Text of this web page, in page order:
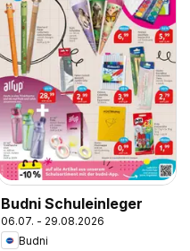
Budni Schuleinleger
06.07. - 29.08.2026
Budni